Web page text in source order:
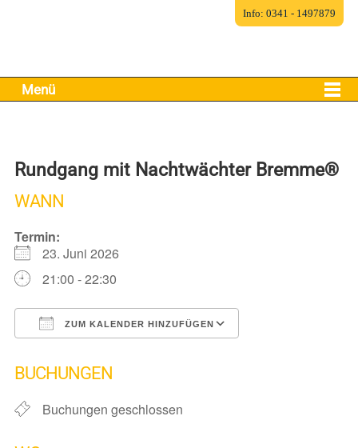
Menü
Rundgang mit Nachtwächter Bremme®
WANN
Termin:
23. Juni 2026
21:00 - 22:30
ZUM KALENDER HINZUFÜGEN
BUCHUNGEN
Buchungen geschlossen
Info: 0341 - 1497879